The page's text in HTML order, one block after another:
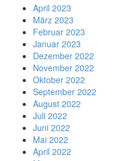
April 2023
März 2023
Februar 2023
Januar 2023
Dezember 2022
November 2022
Oktober 2022
September 2022
August 2022
Juli 2022
Juni 2022
Mai 2022
April 2022